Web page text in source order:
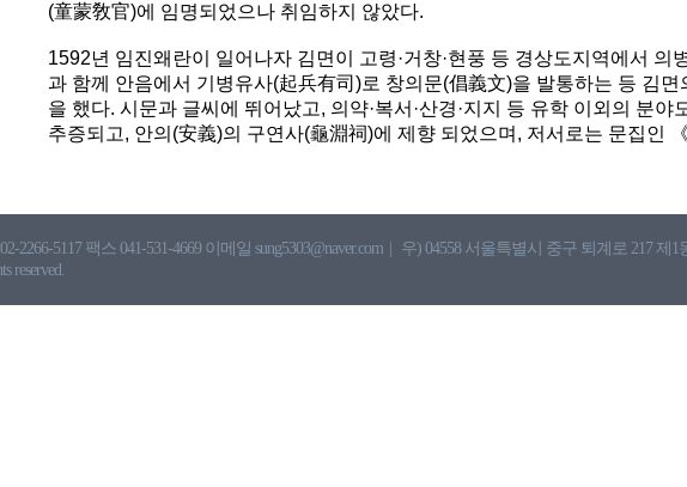
(童蒙敎官)에 임명되었으나 취임하지 않았다.
1592년 임진왜란이 일어나자 김면이 고령·거창·현풍 등 경상도지역에서 의
과 함께 안음에서 기병유사(起兵有司)로 창의문(倡義文)을 발통하는 등 김
을 했다. 시문과 글씨에 뛰어났고, 의약·복서·산경·지지 등 유학 이외의 분야
추증되고, 안의(安義)의 구연사(龜淵祠)에 제향 되었으며, 저서로는 문집인
2266-5117 팩스 041-531-4669 이메일 sung5303@naver.com
우) 04558 서울특별시 중구 퇴계로 217 제
reserved.